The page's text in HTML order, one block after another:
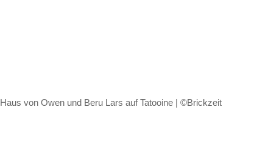
Haus von Owen und Beru Lars auf Tatooine | ©Brickzeit